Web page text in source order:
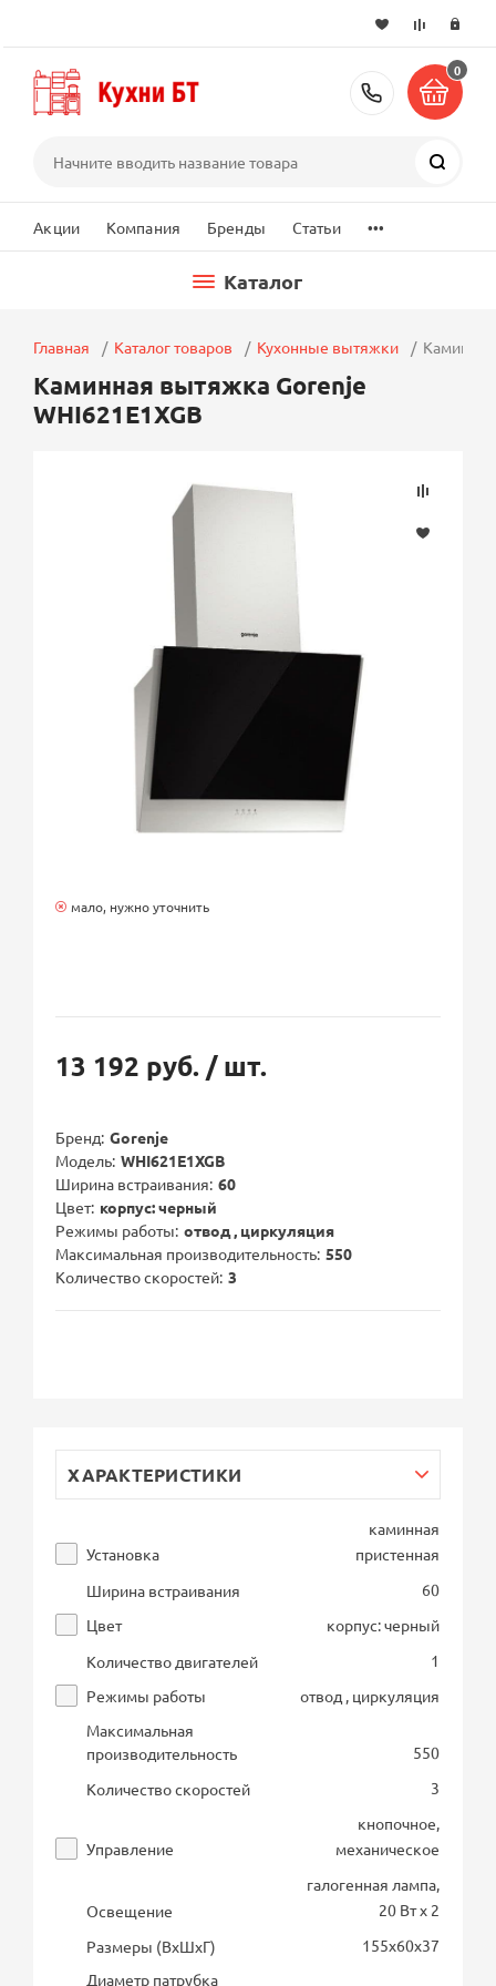
+7 (495)
0
Акции Компания Бренды Статьи ...
Каталог
Главная Каталог товаров Кухонные вытяжки
Каминная вытяжка Gorenje
WHI621E1XGB
мало, нужно уточнить
13 192 руб. / шт.
Бренд Gorenje
Модель WHI621E1XGB
Ширина встраивания 60
Цвет корпус: черный
Режимы работы отвод , циркуляция
Максимальная производительность 550
Количество скоростей 3
ХАРАКТЕРИСТИКИ
Установка
каминная
пристенная
Ширина встраивания
60
Цвет
корпус: черный
Количество двигателей
1
Режимы работы
отвод , циркуляция
Максимальная
производительность
550
Количество скоростей
3
Управление
кнопочное,
механическое
Освещение
галогенная лампа,
20 Вт х 2
Размеры (ВхШхГ)
155х60х37
Диаметр патрубка